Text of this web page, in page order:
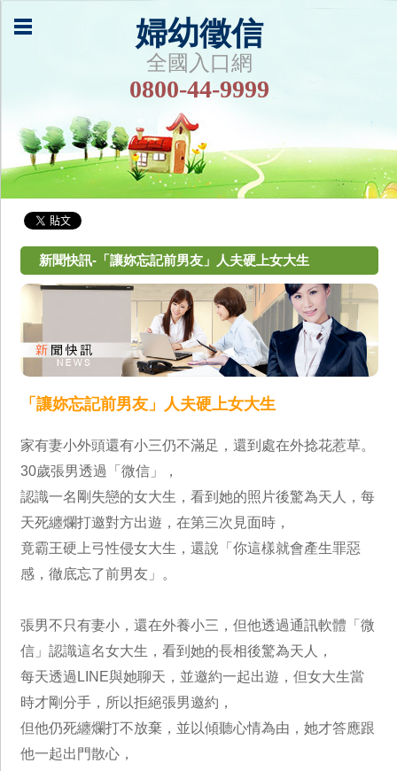
婦幼徵信
全國入口網
0800-44-9999
新聞快訊-「讓妳忘記前男友」人夫硬上女大生
「讓妳忘記前男友」人夫硬上女大生
家有妻小外頭還有小三仍不滿足，還到處在外捻花惹草。
30歲張男透過「微信」，
認識一名剛失戀的女大生，看到她的照片後驚為天人，每
天死纏爛打邀對方出遊，在第三次見面時，
竟霸王硬上弓性侵女大生，還說「你這樣就會產生罪惡
感，徹底忘了前男友」。
張男不只有妻小，還在外養小三，但他透過通訊軟體「微
信」認識這名女大生，看到她的長相後驚為天人，
每天透過LINE與她聊天，並邀約一起出遊，但女大生當
時才剛分手，所以拒絕張男邀約，
但他仍死纏爛打不放棄，並以傾聽心情為由，她才答應跟
他一起出門散心，